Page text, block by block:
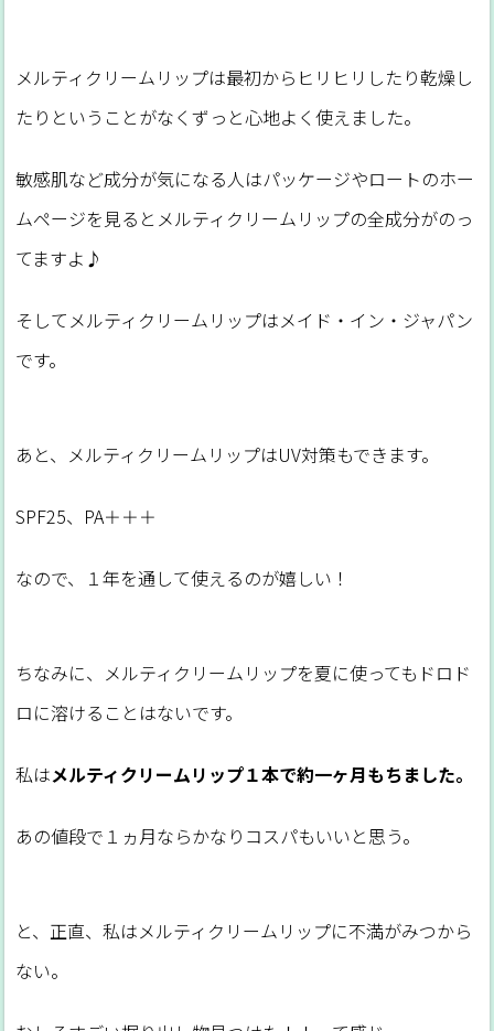
メルティクリームリップは最初からヒリヒリしたり乾燥し
たりということがなくずっと心地よく使えました。
敏感肌など成分が気になる人はパッケージやロートのホー
ムページを見るとメルティクリームリップの全成分がのっ
てますよ♪
そしてメルティクリームリップはメイド・イン・ジャパン
です。
あと、メルティクリームリップはUV対策もできます。
SPF25、PA＋＋＋
なので、１年を通して使えるのが嬉しい！
ちなみに、メルティクリームリップを夏に使ってもドロド
ロに溶けることはないです。
私はメルティクリームリップ１本で約一ヶ月もちました。
あの値段で１ヵ月ならかなりコスパもいいと思う。
と、正直、私はメルティクリームリップに不満がみつから
ない。